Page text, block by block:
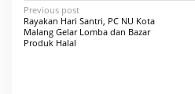
P
o
Previous post
Rayakan Hari Santri, PC NU Kota
Malang Gelar Lomba dan Bazar
Produk Halal